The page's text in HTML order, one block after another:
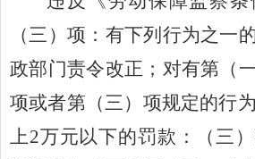
（三）项：有下列行为之一
政部门责令改正；对有第（
项或者第（三）项规定的行
上2万元以下的罚款：（三